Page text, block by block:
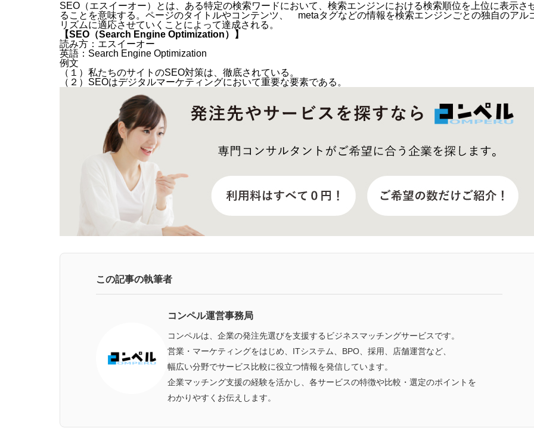
SEO（エスイーオー）とは、ある特定の検索ワードにおいて、検索エンジンにおける検索順位を上位に表示さ
ることを意味する。ページのタイトルやコンテンツ、 metaタグなどの情報を検索エンジンごとの独自のアル
リズムに適応させていくことによって達成される。
【SEO（Search Engine Optimization）】
読み方：エスイーオー
英語：Search Engine Optimization
例文
（１）私たちのサイトのSEO対策は、徹底されている。
（２）SEOはデジタルマーケティングにおいて重要な要素である。
この記事の執筆者
コンペル運営事務局
コンペルは、企業の発注先選びを支援するビジネスマッチングサービスです。
営業・マーケティングをはじめ、ITシステム、BPO、採用、店舗運営など、
幅広い分野でサービス比較に役立つ情報を発信しています。
企業マッチング支援の経験を活かし、各サービスの特徴や比較・選定のポイントを
わかりやすくお伝えします。